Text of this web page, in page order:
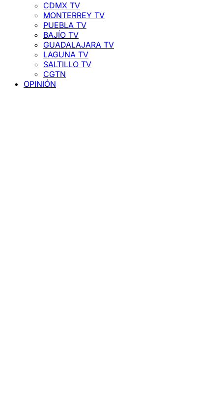
CDMX TV
MONTERREY TV
PUEBLA TV
BAJÍO TV
GUADALAJARA TV
LAGUNA TV
SALTILLO TV
CGTN
OPINIÓN